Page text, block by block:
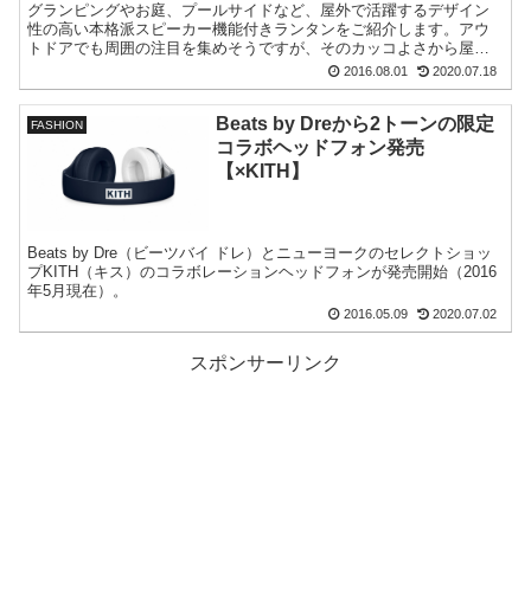
グランピングやお庭、プールサイドなど、屋外で活躍するデザイン
性の高い本格派スピーカー機能付きランタンをご紹介します。アウ
トドアでも周囲の注目を集めそうですが、そのカッコよさから屋
2016.08.01 2020.07.18
FASHION
Beats by Dreから2トーンの限定
コラボヘッドフォン発売
【×KITH】
Beats by Dre（ビーツバイ ドレ）とニューヨークのセレクトショッ
プKITH（キス）のコラボレーションヘッドフォンが発売開始（2016
年5月現在）。
2016.05.09 2020.07.02
スポンサーリンク